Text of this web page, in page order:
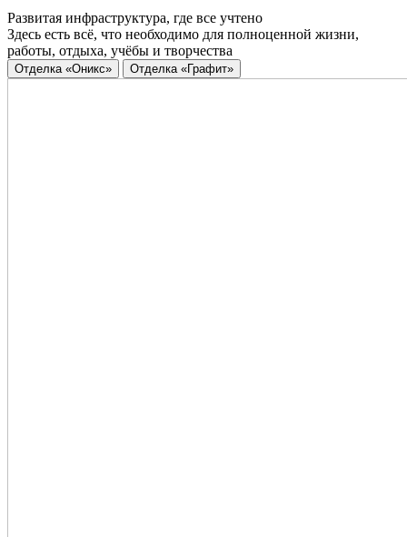
Развитая инфраструктура, где все учтено
Здесь есть всё, что необходимо для полноценной жизни,
работы, отдыха, учёбы и творчества
Отделка «Оникс» Отделка «Графит»